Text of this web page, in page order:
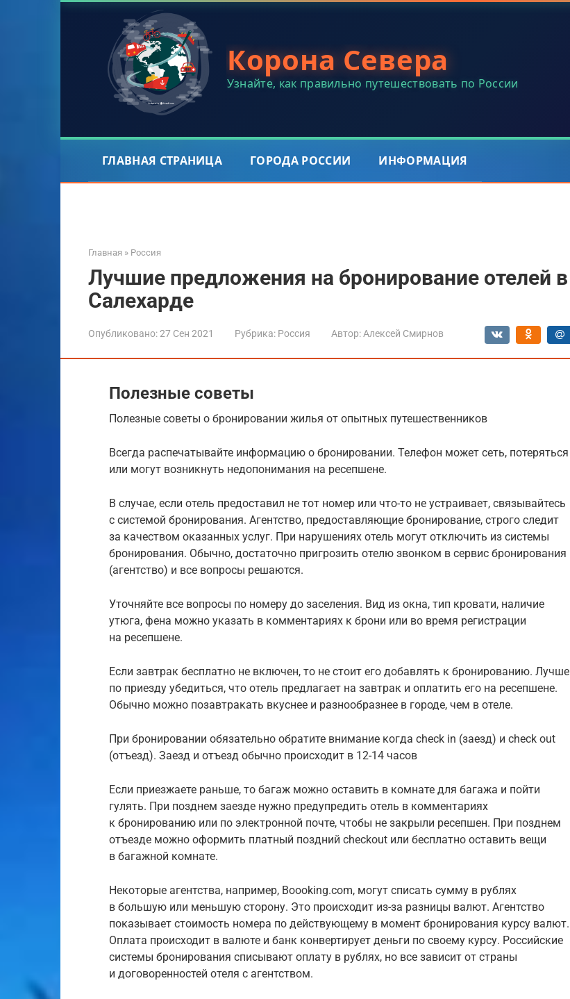
Корона Севера
Узнайте, как правильно путешествовать по России
ГЛАВНАЯ СТРАНИЦА ГОРОДА РОССИИ ИНФОРМАЦИЯ
Главная » Россия
Лучшие предложения на бронирование отелей в
Салехарде
Опубликовано:27 Сен 2021 Рубрика: Россия Автор: Алексей Смирнов
Полезные советы
Полезные советы о бронировании жилья от опытных путешественников
Всегда распечатывайте информацию о бронировании. Телефон может сеть, потеряться
или могут возникнуть недопонимания на ресепшене.
В случае, если отель предоставил не тот номер или что-то не устраивает, связывайтесь
с системой бронирования. Агентство, предоставляющие бронирование, строго следит
за качеством оказанных услуг. При нарушениях отель могут отключить из системы
бронирования. Обычно, достаточно пригрозить отелю звонком в сервис бронирования
(агентство) и все вопросы решаются.
Уточняйте все вопросы по номеру до заселения. Вид из окна, тип кровати, наличие
утюга, фена можно указать в комментариях к брони или во время регистрации
на ресепшене.
Если завтрак бесплатно не включен, то не стоит его добавлять к бронированию. Лучше
по приезду убедиться, что отель предлагает на завтрак и оплатить его на ресепшене.
Обычно можно позавтракать вкуснее и разнообразнее в городе, чем в отеле.
При бронировании обязательно обратите внимание когда check in (заезд) и check out
(отъезд). Заезд и отъезд обычно происходит в 12-14 часов
Если приезжаете раньше, то багаж можно оставить в комнате для багажа и пойти
гулять. При позднем заезде нужно предупредить отель в комментариях
к бронированию или по электронной почте, чтобы не закрыли ресепшен. При позднем
отъезде можно оформить платный поздний checkout или бесплатно оставить вещи
в багажной комнате.
Некоторые агентства, например, Boooking.com, могут списать сумму в рублях
в большую или меньшую сторону. Это происходит из-за разницы валют. Агентство
показывает стоимость номера по действующему в момент бронирования курсу валют.
Оплата происходит в валюте и банк конвертирует деньги по своему курсу. Российские
системы бронирования списывают оплату в рублях, но все зависит от страны
и договоренностей отеля с агентством.